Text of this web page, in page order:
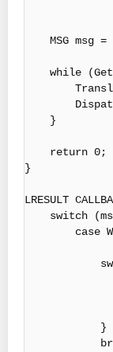
positionX,
MSG msg =
while
}
return 0;
}
LRESULT
switch
case
switch
case
}